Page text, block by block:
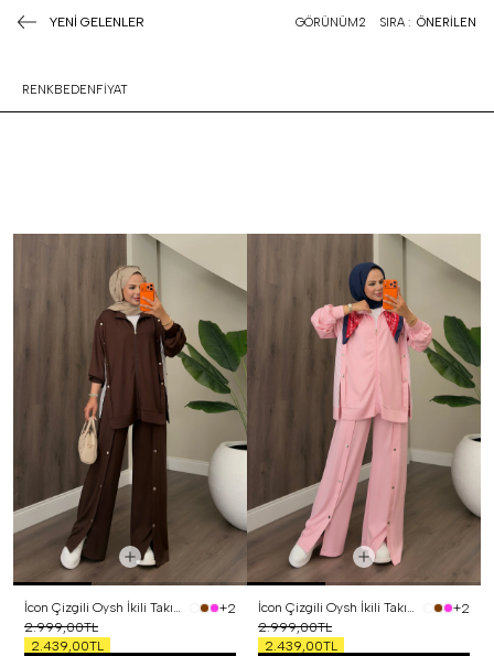
YENİ GELENLER GÖRÜNÜM2 SIRA : ÖNERİLEN
RENKBEDENFİYAT
İcon Çizgili Oysh İkili Takım Kahverengi
+2
2.999,00TL
2.439,00TL
İcon Çizgili Oysh İkili Takım Pembe
+2
2.999,00TL
2.439,00TL